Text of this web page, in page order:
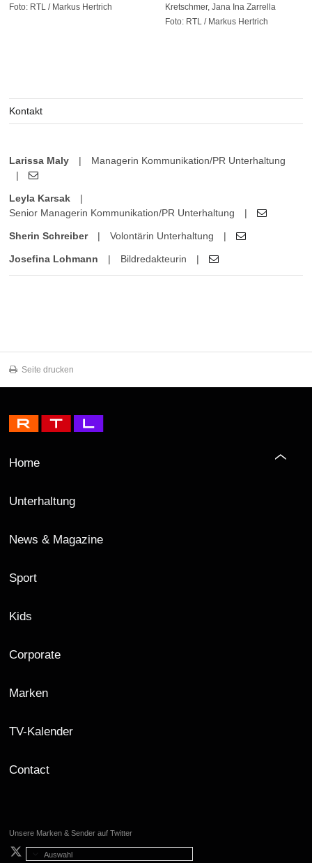
Foto: RTL / Markus Hertrich
Kretschmer, Jana Ina Zarrella
Foto: RTL / Markus Hertrich
Kontakt
Larissa Maly |
Managerin Kommunikation/PR Unterhaltung
|
Leyla Karsak
|
Senior Managerin Kommunikation/PR Unterhaltung
|
Sherin Schreiber | Volontärin Unterhaltung |
Josefina Lohmann | Bildredakteurin |
Seite drucken
Home
Unterhaltung
News & Magazine
Sport
Kids
Corporate
Marken
TV-Kalender
Contact
Unsere Marken & Sender auf Twitter
Auswahl